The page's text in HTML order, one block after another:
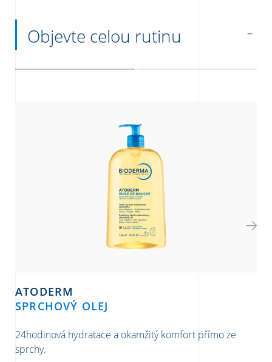
Objevte celou rutinu
ATODERM
SPRCHOVÝ OLEJ
24hodinová hydratace a okamžitý komfort přímo ze
sprchy.